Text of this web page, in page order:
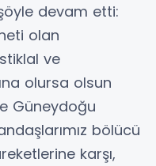
devam etti:
olan
ve
olursa olsun
Güneydoğu
bölücü
karşı,